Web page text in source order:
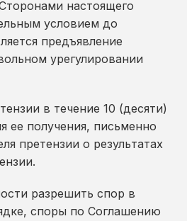
настоящего
условием до
предъявление
урегулировании
в течение 10 (десяти)
ее получения, письменно
претензии о результатах
разрешить спор в
споры по Соглашению